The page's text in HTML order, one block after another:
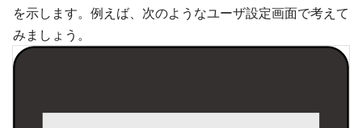
を示します。例えば、次のようなユーザ設定画面で考えて
みましょう。